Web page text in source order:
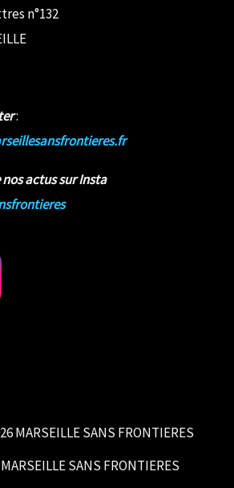
n°132
:
nos actus sur Insta
MARSEILLE SANS FRONTIERES
SANS FRONTIERES